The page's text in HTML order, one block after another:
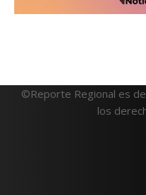
©Reporte Regional es de
los